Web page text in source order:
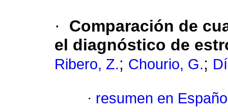
·
Comparación de
el diagnóstico de
Ribero, Z.; Chourio, G.;
· resumen en